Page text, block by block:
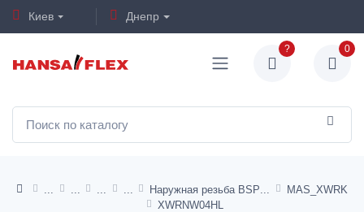
Киев Днепр
? 0
Наружная резьба BSP
MAS_XWRK
XWRNW04HL